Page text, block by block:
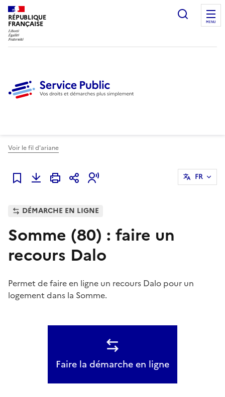
RÉPUBLIQUE
FRANÇAISE
Ouvrir
MENU
Voir le fil d'ariane
Ajouter à mes favoris
FR
DÉMARCHE EN LIGNE
Somme (80) : faire un
recours Dalo
Permet de faire en ligne un recours Dalo pour un
logement dans la Somme.
Faire la démarche en ligne